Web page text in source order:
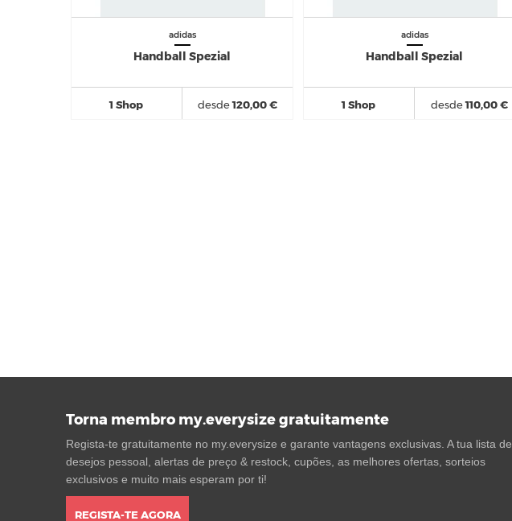
adidas
Handball Spezial
1 Shop desde120,00 €
adidas
Handball Spezial
1 Shop desde110,00 €
Torna membro my.everysize gratuitamente
Regista-te gratuitamente no my.everysize e garante vantagens exclusivas. A tua lista de
desejos pessoal, alertas de preço & restock, cupões, as melhores ofertas, sorteios
exclusivos e muito mais esperam por ti!
REGISTA-TE AGORA